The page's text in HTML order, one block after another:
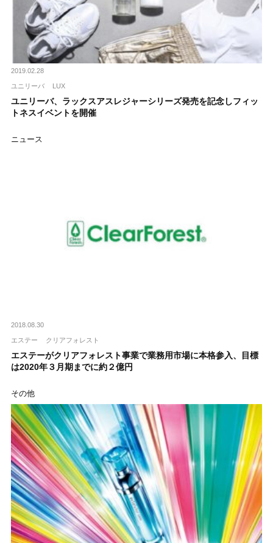
2019.02.28
ユニリーバ LUX
ユニリーバ、ラックスアスレジャーシリーズ発売を記念しフィッ
トネスイベントを開催
ニュース
2018.08.30
エステー クリアフォレスト
エステーがクリアフォレスト事業で業務用市場に本格参入、目標
は2020年３月期までに約２億円
その他